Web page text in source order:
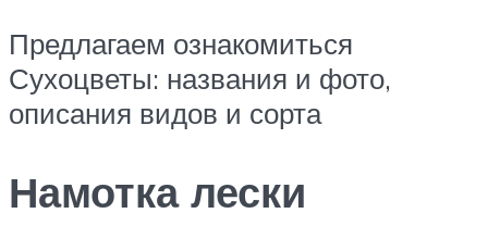
Предлагаем ознакомиться
Сухоцветы: названия и фото,
описания видов и сорта
Намотка лески